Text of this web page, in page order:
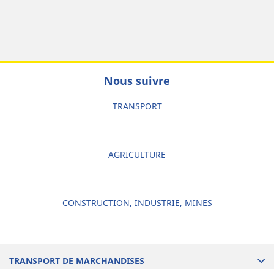
Nous suivre
TRANSPORT
AGRICULTURE
CONSTRUCTION, INDUSTRIE, MINES
TRANSPORT DE MARCHANDISES